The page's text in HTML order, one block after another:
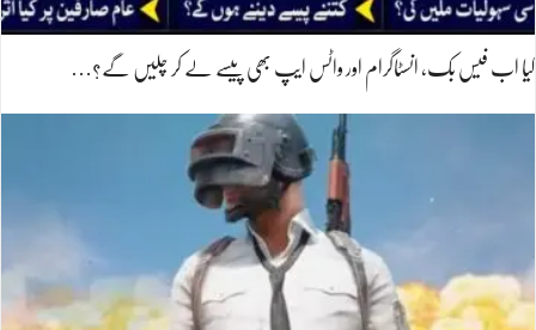
کیا اب فیس بک، انسٹاگرام اور واٹس ایپ بھی پیسے لے کر چلیں گے؟…